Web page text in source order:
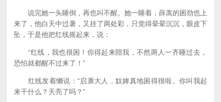
说完她一头睡倒，再也叫不醒。她一睡着，薛嵩的困劲也上
来了，他白天中过暑，又挂了两处彩，只觉得晕晕沉沉，眼皮下
坠，于是他把红线摇起来，说：
“红线，我也很困！你得起来陪我，不然两人一齐睡过去，
恐怕就都醒不过来了！”
红线发着懒说：“启禀大人，奴婢真地困得很啦。你叫我起
来干什么？天亮了吗？”